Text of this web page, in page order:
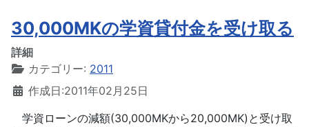
30,000MKの学資貸付金を受け取る
詳細
カテゴリー: 2011
作成日:2011年02月25日
学資ローンの減額(30,000MKから20,000MK)と受け取